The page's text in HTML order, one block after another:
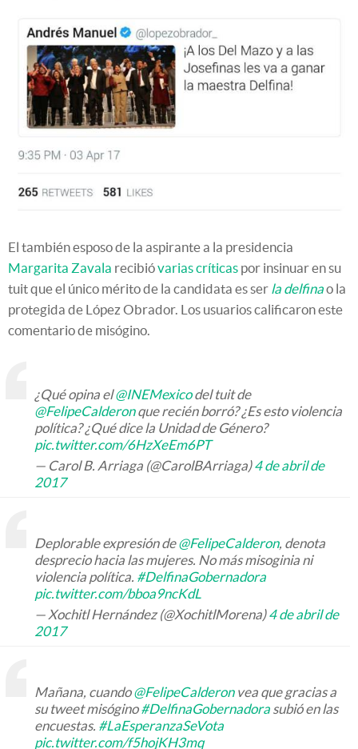
El también esposo de la aspirante a la presidencia
Margarita Zavala recibióvarias críticas por insinuar en su
tuit que el único mérito de la candidata es ser la delfinao la
protegida de López Obrador. Los usuarios calificaron este
comentario de misógino.
¿Qué opina el@INEMexicodel tuit de
@FelipeCalderonque recién borró? ¿Es esto violencia
política? ¿Qué dice la Unidad de Género?
pic.twitter.com/6HzXeEm6PT
— Carol B. Arriaga (@CarolBArriaga)4 de abril de
2017
Deplorable expresión de@FelipeCalderon, denota
desprecio hacia las mujeres. No más misoginia ni
violencia política. #DelfinaGobernadora
pic.twitter.com/bboa9ncKdL
— Xochitl Hernández (@XochitlMorena)4 de abril de
2017
Mañana, cuando@FelipeCalderonvea que gracias a
su tweet misógino#DelfinaGobernadora subió en las
encuestas. #LaEsperanzaSeVota
pic.twitter.com/f5hojKH3mq